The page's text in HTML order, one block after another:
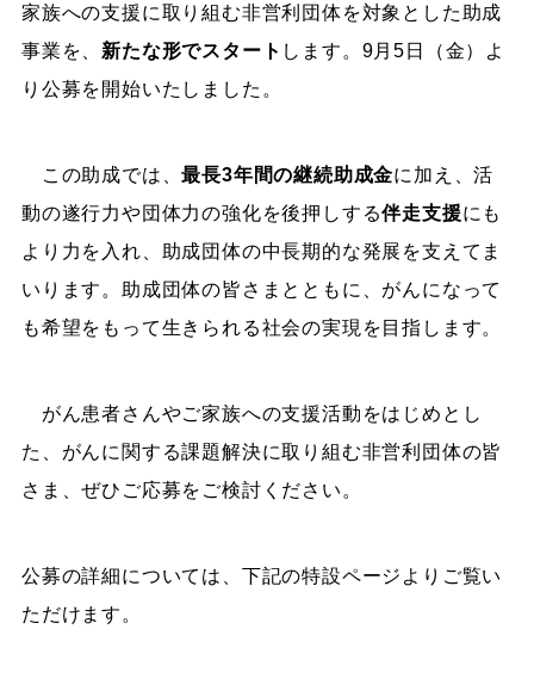
家族への支援に取り組む非営利団体を対象とした助成
事業を、 新たな形でスタート します。9月5日（金）よ
り公募を開始いたしました。
この助成では、最長3年間の継続助成金に加え、活
動の遂行力や団体力の強化を後押しする伴走支援にも
より力を入れ、助成団体の中長期的な発展を支えてま
いります。助成団体の皆さまとともに、がんになって
も希望をもって生きられる社会の実現を目指します。
がん患者さんやご家族への支援活動をはじめとし
た、がんに関する課題解決に取り組む非営利団体の皆
さま、ぜひご応募をご検討ください。
公募の詳細については、下記の特設ページよりご覧い
ただけます。